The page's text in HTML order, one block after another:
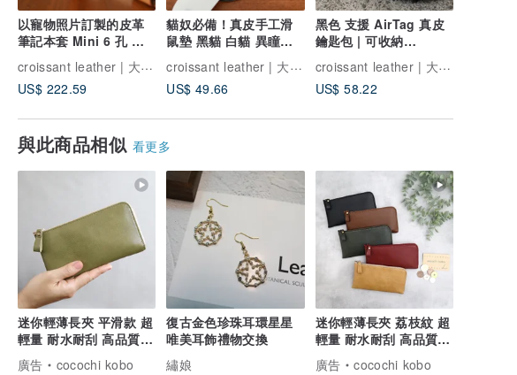
以寵物照片訂製的皮革
筆記本套 Mini 6 孔 客
製化犬貓適用 尺寸變更
手機殼包包皆可
croissant leather | 大阪手作皮革
US$ 222.59
貓奴必備！真皮手工滑
鼠墊 黑貓 白貓 異瞳皆
可訂製 尺寸彈性調整 croissant leather | 大阪手作皮革
US$ 49.66
黑色 支援 AirTag 真皮
鑰匙包 | 可收納
AirTag・螺絲式・支援
鐫刻・緊湊
croissant leather | 大阪手作皮革
US$ 58.22
與此商品相似 看更多
迷你輕薄長夾 平滑款 超
輕量 耐水耐刮 高品質
日本製 人工皮革
廣告
cocochi kobo
復古金色珍珠耳環星星
唯美耳飾禮物交換
繡娘
迷你輕薄長夾 荔枝紋 超
輕量 耐水耐刮 高品質
日本製 人工皮革
廣告
cocochi kobo